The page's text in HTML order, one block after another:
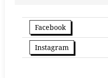
Facebook
Instagram